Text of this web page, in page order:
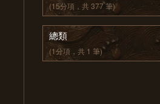
(15分項，共 377 筆)
總類
(1分項，共 1 筆)